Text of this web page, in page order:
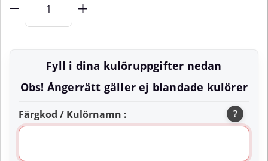
Fyll i dina kulöruppgifter nedan
Obs! Ångerrätt gäller ej blandade kulörer
Färgkod / Kulörnamn : ?